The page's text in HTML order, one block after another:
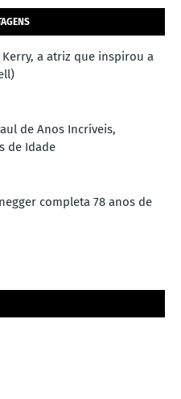
a atriz que inspirou a
de Anos Incríveis,
de Idade
completa 78 anos de